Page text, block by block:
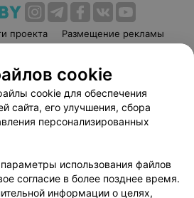
проекта
Размещение рекламы
соглашение
Способы оплаты
Партнеры
руководителю 103.by
персональных данных
cookie
cookie для обеспечения
сайта, его улучшения, сбора
персонализированных
использования файлов
согласие в более позднее время.
информации о целях,